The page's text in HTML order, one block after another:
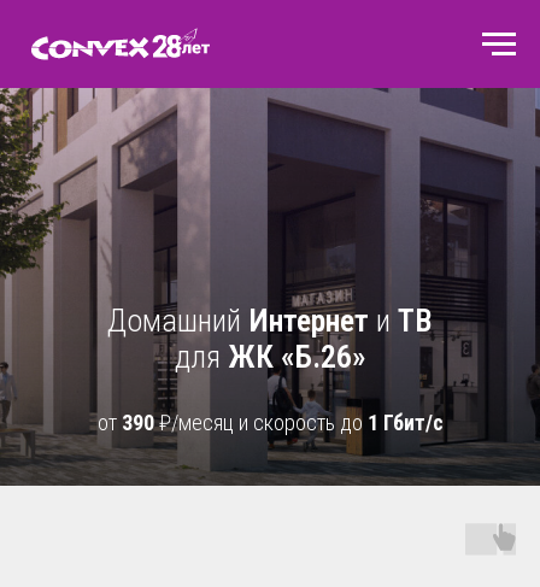
Домашний Интернет и ТВ
для ЖК «Б.26»
от 390₽/месяц и скорость до 1 Гбит/с